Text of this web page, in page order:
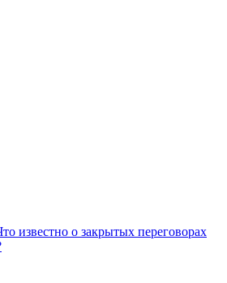
известно о закрытых переговорах